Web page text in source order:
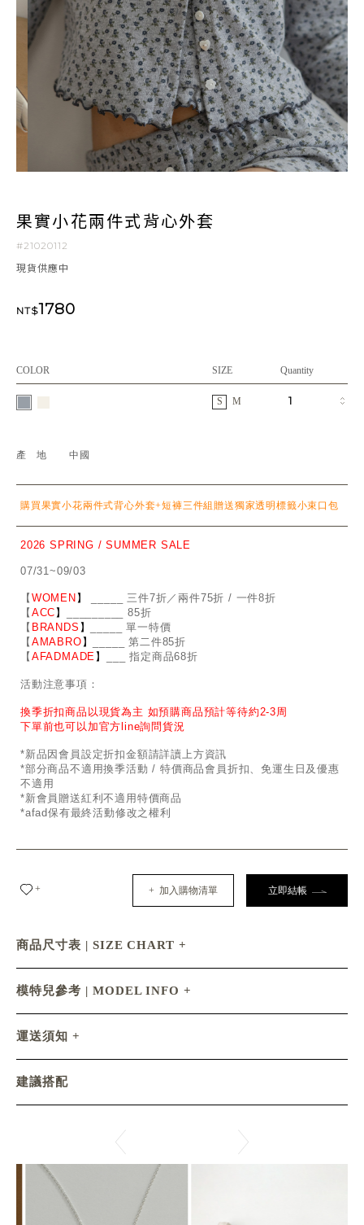
果實小花兩件式背心外套
#21020112
現貨供應中
NT$1780
COLOR SIZE Quantity
S M
產地中國
購買果實小花兩件式背心外套+短褲三件組贈送獨家透明標籤小束口包
2026 SPRING / SUMMER SALE
07/31~09/03
【 WOMEN 】
___ 三件7折／兩件75折 / 一件8折
【 ACC 】
____ 85折
【 BRANDS 】
_ 單一特價
【 AMABRO 】
_ 第二件85折
【 AFADMADE 】 ___ 指定商品68折
活動注意事項：
換季折扣商品以現貨為主 如預購商品預計等待約2-3周
下單前也可以加官方line詢問貨況
*新品因會員設定折扣金額請詳讀上方資訊
*部分商品不適用換季活動 / 特價商品會員折扣、免運生日及優惠
不適用
*新會員贈送紅利不適用特價商品
*afad保有最終活動修改之權利
+ + 加入購物清單 立即結帳
商品尺寸表 | SIZE CHART
模特兒參考 | MODEL INFO
運送須知
建議搭配